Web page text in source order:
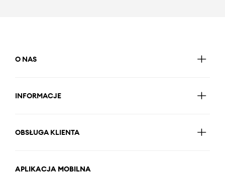
O NAS
INFORMACJE
OBSŁUGA KLIENTA
APLIKACJA MOBILNA